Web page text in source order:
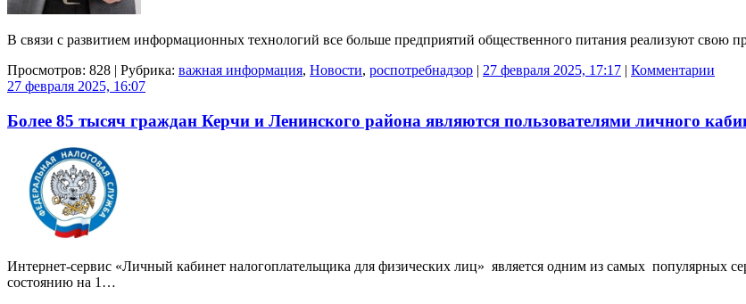
В связи с развитием информационных технологий все больше предприятий общественного питания реализуют свою
Просмотров: 828 | Рубрика: важная информация, Новости, роспотребнадзор | 27 февраля 2025, 17:17 | Комментарии
27 февраля 2025, 16:07
Более 85 тысяч граждан Керчи и Ленинского района являются пользователями личного
Интернет-сервис «Личный кабинет налогоплательщика для физических лиц» является одним из самых
состоянию на 1…